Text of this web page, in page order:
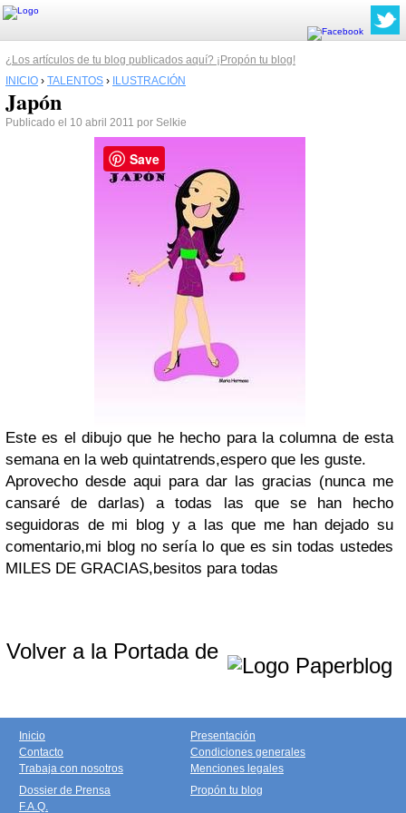
¿Los artículos de tu blog publicados aquí? ¡Propón tu blog!
INICIO › TALENTOS › ILUSTRACIÓN
Japón
Publicado el 10 abril 2011 por Selkie
Este es el dibujo que he hecho para la columna de esta
semana en la web quintatrends,espero que les guste.
Aprovecho desde aqui para dar las gracias (nunca me
cansaré de darlas) a todas las que se han hecho
seguidoras de mi blog y a las que me han dejado su
comentario,mi blog no sería lo que es sin todas ustedes
MILES DE GRACIAS,besitos para todas
Volver a la Portada de
Inicio
Contacto
Trabaja con nosotros
Presentación
Condiciones generales
Menciones legales
Dossier de Prensa
F.A.Q.
Propón tu blog
Save